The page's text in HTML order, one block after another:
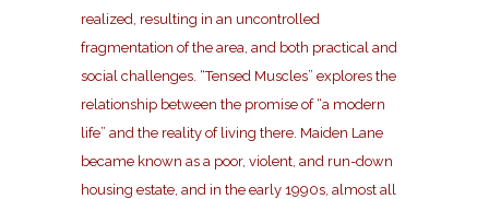
realized, resulting in an uncontrolled
fragmentation of the area, and both practical and
social challenges. “Tensed Muscles” explores the
relationship between the promise of “a modern
life” and the reality of living there. Maiden Lane
became known as a poor, violent, and run-down
housing estate, and in the early 1990s, almost all